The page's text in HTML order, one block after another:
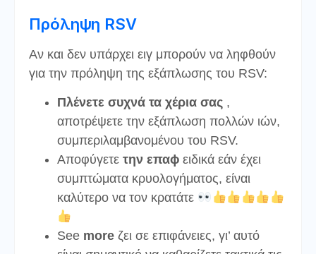
Πρόληψη RSV
Αν και δεν υπάρχει ειγ μπορούν να ληφθούν
για την πρόληψη της εξάπλωσης του RSV:
Πλένετε συχνά τα χέρια σας ,
αποτρέψετε την εξάπλωση πολλών ιών,
συμπεριλαμβανομένου του RSV.
Αποφύγετε την επαϕ ειδικά εάν έχει
συμπτώματα κρυολογήματος, είναι
καλύτερο να τον κρατάτε
See more ζει σε επιφάνειες, γι’ αυτό